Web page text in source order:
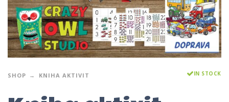
SHOP KNIHA AKTIVIT IN STOCK